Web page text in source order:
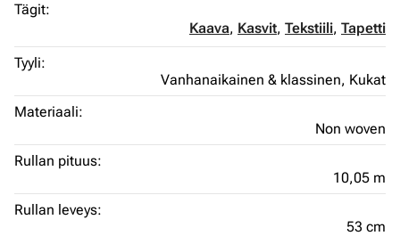
Tägit:
Kaava, Kasvit, Tekstiili, Tapetti
Tyyli:
Vanhanaikainen & klassinen, Kukat
Materiaali:
Non woven
Rullan pituus:
10,05 m
Rullan leveys:
53 cm